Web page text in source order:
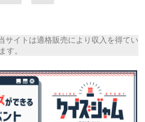
サイトは適格販売により収入を得てい
ます。